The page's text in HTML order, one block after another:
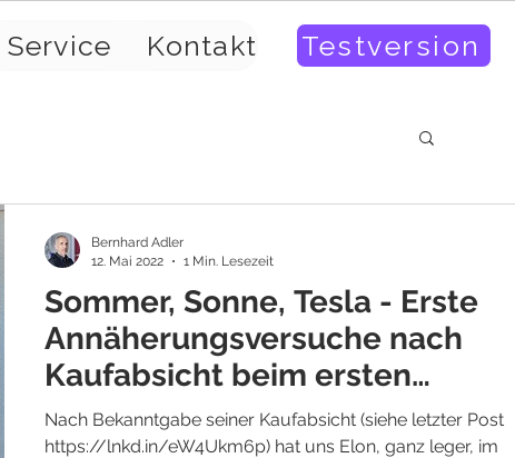
Service Kontakt Testversion
Sommer, Sonne, Tesla - Erste
Annäherungsversuche nach
Kaufabsicht beim ersten
Teamgrillen dieses Jah
Nach Bekanntgabe seiner Kaufabsicht (siehe letzter Post
https://lnkd.in/eW4Ukm6p) hat uns Elon, ganz leger, im
Bernhard Adler
12. Mai 2022
1 Min. Lesezeit